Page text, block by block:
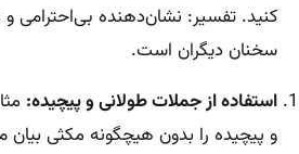
کنید. تفسیر: نشان‌دهنده بی‌احترامی
سخنان دیگران است.
استفاده از جملات طولانی و پیچیده:
و پیچیده را بدون هیچگونه مکثی بیان